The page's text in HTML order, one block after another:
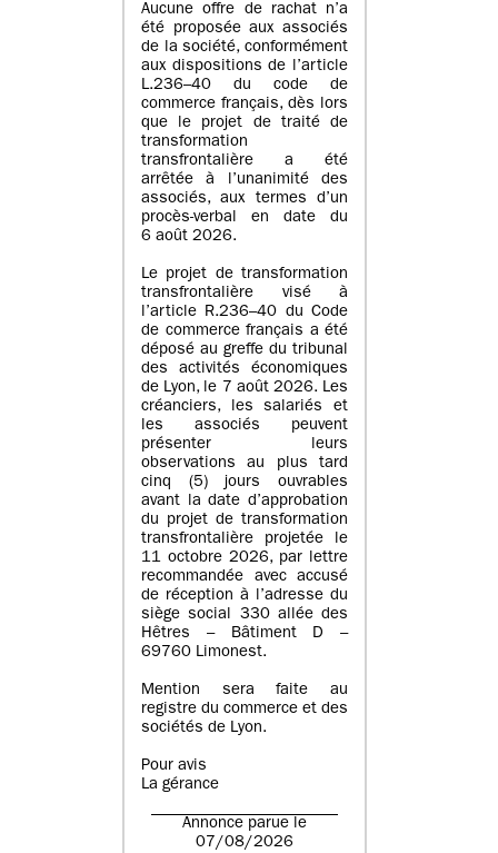
Aucune offre de rachat n’a
été proposée aux associés
de la société, conformément
aux dispositions de l’article
L.236–40 du code de
commerce français, dès lors
que le projet de traité de
transformation
transfrontalière a été
arrêtée à l’unanimité des
associés, aux termes d’un
procès-verbal en date du
6 août 2026.
Le projet de transformation
transfrontalière visé à
l’article R.236–40 du Code
de commerce français a été
déposé au greffe du tribunal
des activités économiques
de Lyon, le 7 août 2026. Les
créanciers, les salariés et
les associés peuvent
présenter leurs
observations au plus tard
cinq (5) jours ouvrables
avant la date d’approbation
du projet de transformation
transfrontalière projetée le
11 octobre 2026, par lettre
recommandée avec accusé
de réception à l’adresse du
siège social 330 allée des
Hêtres – Bâtiment D –
69760 Limonest.
Mention sera faite au
registre du commerce et des
sociétés de Lyon.
Pour avis
La gérance
Annonce parue le
07/08/2026